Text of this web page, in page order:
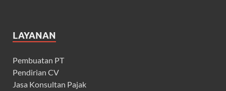
LAYANAN
Pembuatan PT
Pendirian CV
Jasa Konsultan Pajak